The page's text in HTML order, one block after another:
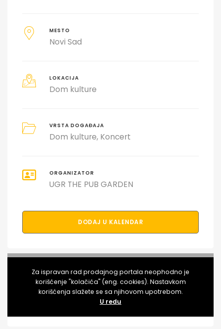
MESTO
Novi Sad
LOKACIJA
Dom kulture
VRSTA DOGAĐAJA
Dom kulture Koncert
ORGANIZATOR
UGR THE PUB GARDEN
DODAJ U KALENDAR
Za ispravan rad prodajnog portala neophodno je
korišćenje "kolačića" (eng. cookies). Nastavkom
korišćenja slažete se sa njihovom upotrebom.
U redu